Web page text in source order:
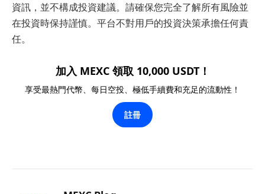
資訊，並不構成投資建議。請確保您完全了解所有風險並
在投資時保持謹慎。平台不對用戶的投資決策承擔任何責
任。
加入 MEXC 領取 10,000 USDT！
享受最熱門代幣、每日空投、極低手續費和充足的流動性！
註冊